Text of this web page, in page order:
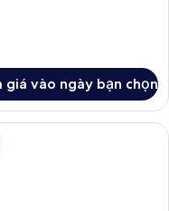
giá vào ngày bạn chọn
giường kháng dị ứng, két bảo